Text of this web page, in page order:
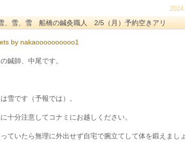
、雪、雪 船橋の鍼灸職人 2/5（月）予約空きアリ
by nakaoooooooooo1
鍼師、中尾です。
雪です（予報では）。
十分注意してコナミにお越しください。
ていたら無理に外出せず自宅で腕立てして体を鍛えましょ